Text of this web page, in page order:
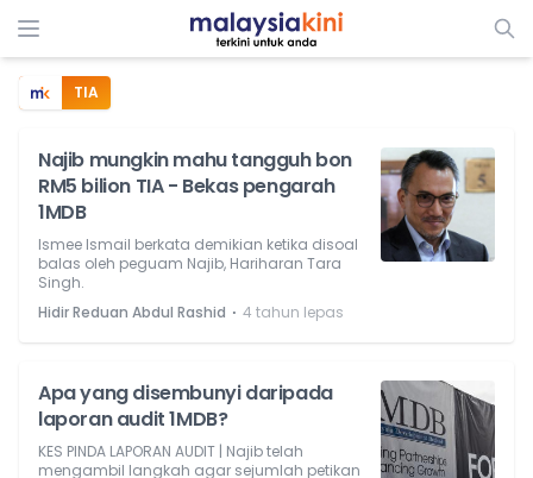
TIA
Najib mungkin mahu tangguh bon
RM5 bilion TIA - Bekas pengarah
1MDB
Ismee Ismail berkata demikian ketika disoal
balas oleh peguam Najib, Hariharan Tara
Singh.
Hidir Reduan Abdul Rashid ⋅ 4 tahun lepas
Apa yang disembunyi daripada
laporan audit 1MDB?
KES PINDA LAPORAN AUDIT | Najib telah
mengambil langkah agar sejumlah petikan